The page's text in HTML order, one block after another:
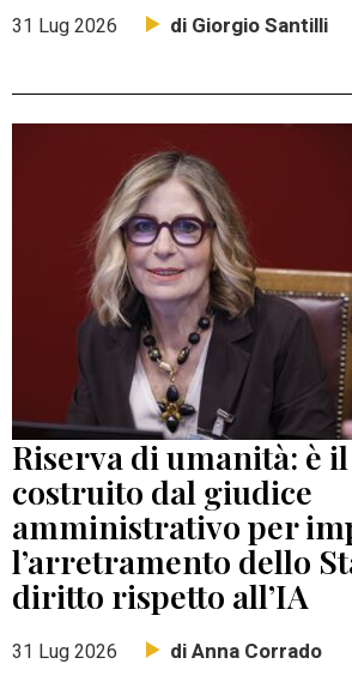
31 Lug 2026 di Giorgio Santilli
Riserva di umanità: è
costruito dal giudice
amministrativo per
l’arretramento dello
diritto rispetto all’IA
31 Lug 2026 di Anna Corrado